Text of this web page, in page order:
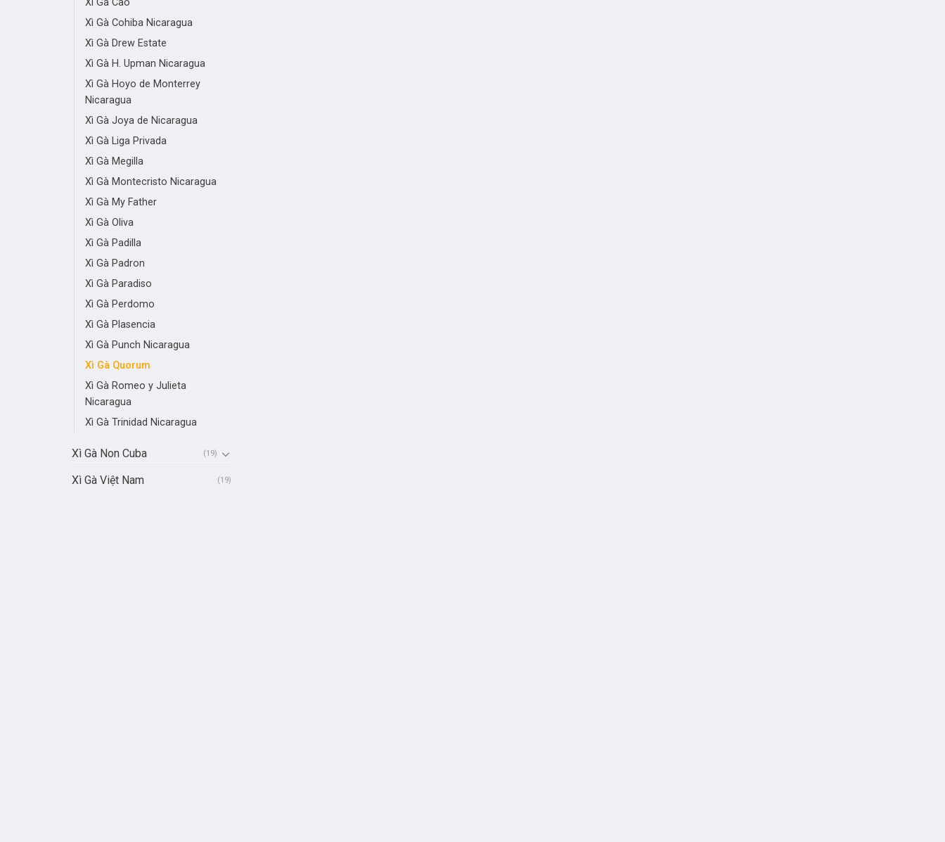
Xì Gà Cao
Xì Gà Cohiba Nicaragua
Xì Gà Drew Estate
Xì Gà H. Upman Nicaragua
Xì Gà Hoyo de Monterrey
Nicaragua
Xì Gà Joya de Nicaragua
Xì Gà Liga Privada
Xì Gà Megilla
Xì Gà Montecristo Nicaragua
Xì Gà My Father
Xì Gà Oliva
Xì Gà Padilla
Xì Gà Padron
Xì Gà Paradiso
Xì Gà Perdomo
Xì Gà Plasencia
Xì Gà Punch Nicaragua
Xì Gà Quorum
Xì Gà Romeo y Julieta
Nicaragua
Xì Gà Trinidad Nicaragua
Xì Gà Non Cuba (19)
Xì Gà Việt Nam (19)